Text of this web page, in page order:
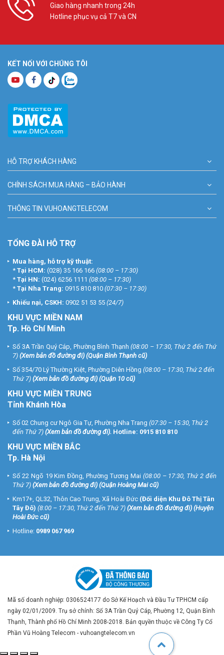
Giao hàng nhanh trong 24h
Hotline phục vụ cả T7 và CN
KẾT NỐI VỚI CHÚNG TÔI
HỖ TRỢ KHÁCH HÀNG
CHÍNH SÁCH MUA HÀNG – BẢO HÀNH
THÔNG TIN VUHOANGTELECOM
TỔNG ĐÀI HỖ TRỢ
Mua hàng, hỗ trợ kỹ thuật:
* Tại HCM: (028) 35 166 166 (08:00 – 17:30)
* Tại HN: (024) 6256 1111 (08:00 – 17:30)
* Tại Nha Trang: 0915 810 810 (07:30 – 17:30)
Khiếu nại, CSKH: 0902 51 53 55 (24/7)
KHU VỰC MIỀN NAM
Tp. Hồ Chí Minh
Số 3A Trần Quý Cáp, Phường Bình Thạnh (08:00 – 17:30, Thứ 2 đến Thứ
7) (Xem bản đồ đường đi) (Quận Bình Thạnh cũ)
Số 354/70 Lý Thường Kiệt, Phường Diên Hồng (08:00 – 17:30, Thứ 2 đến
Thứ 7) (Xem bản đồ đường đi) (Quận 10 cũ)
KHU VỰC MIỀN TRUNG
Tỉnh Khánh Hòa
Số 02 Chung cư Ngô Gia Tự, Phường Nha Trang (07:30 – 15:30, Thứ 2
đến Thứ 7) (Xem bản đồ đường đi). Hotline: 0915 810 810
KHU VỰC MIỀN BẮC
Tp. Hà Nội
Số 22 Ngõ 19 Kim Đồng, Phường Tương Mai (08:00 – 17:30, Thứ 2 đến
Thứ 7) (Xem bản đồ đường đi) (Quận Hoàng Mai cũ)
Km17+, QL32, Thôn Cao Trung, Xã Hoài Đức (Đối diện Khu Đô Thị Tân
Tây Đô) (8:00 – 17:30, Thứ 2 đến Thứ 7) (Xem bản đồ đường đi) (Huyện
Hoài Đức cũ)
Hotline: 0989 067 969
Mã số doanh nghiệp: 0306524177 do Sở Kế Hoạch và Đầu Tư TP.HCM cấp
ngày 02/01/2009. Trụ sở chính: Số 3A Trần Quý Cáp, Phường 12, Quận Bình
Thạnh, Thành phố Hồ Chí Minh 2008-2018. Bản quyền thuộc về Công Ty Cổ
Phần Vũ Hoàng Telecom - vuhoangtelecom.vn